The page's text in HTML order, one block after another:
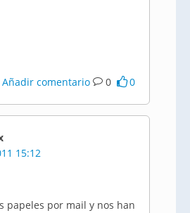
Añadir comentario 0 0
15:12
papeles por mail y nos han